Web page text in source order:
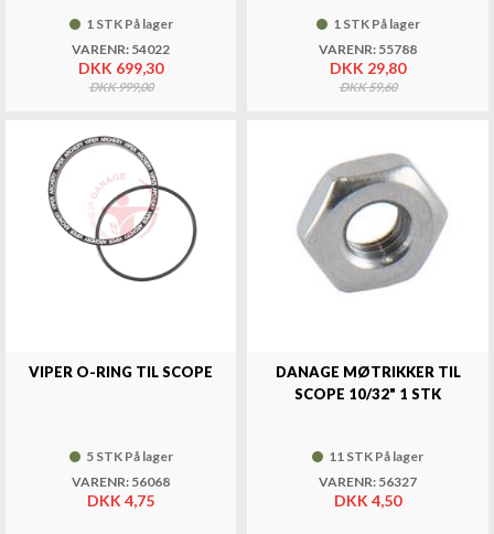
1 STK På lager
VARENR: 54022
DKK 699,30
DKK 999,00
1 STK På lager
VARENR: 55788
DKK 29,80
DKK 59,60
VIPER O-RING TIL SCOPE
5 STK På lager
VARENR: 56068
DKK 4,75
DANAGE MØTRIKKER TIL
SCOPE 10/32" 1 STK
11 STK På lager
VARENR: 56327
DKK 4,50